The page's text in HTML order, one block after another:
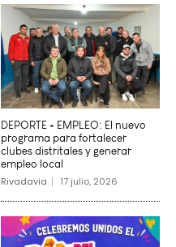
DEPORTE + EMPLEO: El nuevo
programa para fortalecer
clubes distritales y generar
empleo local
Rivadavia 17 julio, 2026